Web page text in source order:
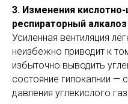
3. Изменения
респираторный алкалоз
Усиленная вентиляция
неизбежно приводит к
избыточно выводить
состояние гипокапнии —
давления углекислого